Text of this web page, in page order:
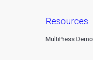
resources
MultiPress Demo